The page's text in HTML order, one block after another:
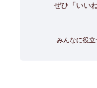
ぜひ「いい
みんなに役立